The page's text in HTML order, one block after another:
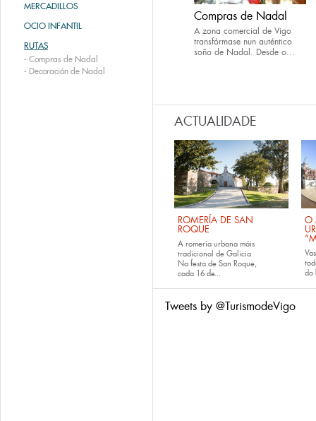
MERCADILLOS
OCIO INFANTIL
RUTAS
- Compras de Nadal
- Decoración de Nadal
Compras de Nadal
A zona comercial de Vigo
transfórmase nun auténtico
soño de Nadal. Desde o...
ACTUALIDADE
ROMERÍA DE SAN
ROQUE
A romería urbana máis
tradicional de Galicia
Na festa de San Roque,
cada 16 de...
O
do
Tweets by @TurismodeVigo